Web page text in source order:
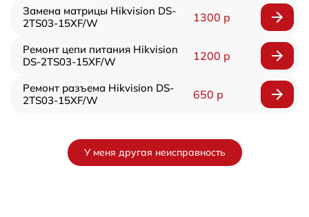
Замена матрицы Hikvision DS-
2TS03-15XF/W
1300 р
Ремонт цепи питания Hikvision
DS-2TS03-15XF/W
1200 р
Ремонт разъема Hikvision DS-
2TS03-15XF/W
650 р
У меня другая неисправность